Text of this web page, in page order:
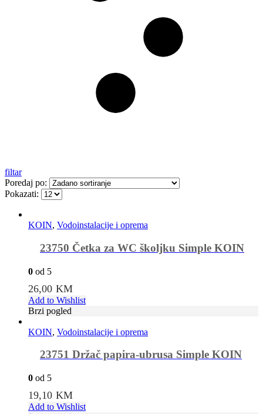
filtar
Poredaj po:
Pokazati:
KOIN, Vodoinstalacije i oprema
23750 Četka za WC školjku Simple KOIN
0 od 5
26,00 KM
Add to Wishlist
Brzi pogled
KOIN, Vodoinstalacije i oprema
23751 Držač papira-ubrusa Simple KOIN
0 od 5
19,10 KM
Add to Wishlist